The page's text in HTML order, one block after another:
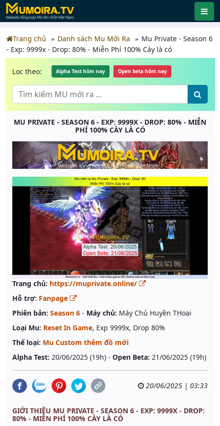
Trang chủ Danh sách Mu Mới Ra
Mu Private - Season 6
- Exp: 9999x - Drop: 80% - Miễn Phí 100% Cày là có
Lọc theo: Alpha Test hôm nay Open beta hôm nay
MU PRIVATE - SEASON 6 - EXP: 9999X - DROP: 80% - MIỄN
PHÍ 100% CÀY LÀ CÓ
Trang chủ: https://muprivate.online/
Hỗ trợ: Fanpage
Phiên bản: Season 6 - Máy chủ: Máy Chủ Huyền THoại
Loại Mu: Reset In Game, Exp 9999x, Drop 80%
Thể loại: Mu Custom thêm đồ mới
Alpha Test: 20/06/2025 (19h) - Open Beta: 21/06/2025 (19h)
20/06/2025 | 03:33
GIỚI THIỆU MU PRIVATE - SEASON 6 - EXP: 9999X - DROP:
80% - MIỄN PHÍ 100% CÀY LÀ CÓ